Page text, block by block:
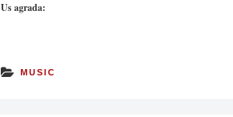
Us agrada:
MUSIC